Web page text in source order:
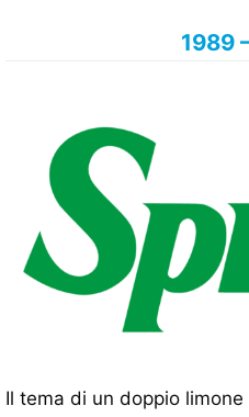
1989
Il tema di un doppio